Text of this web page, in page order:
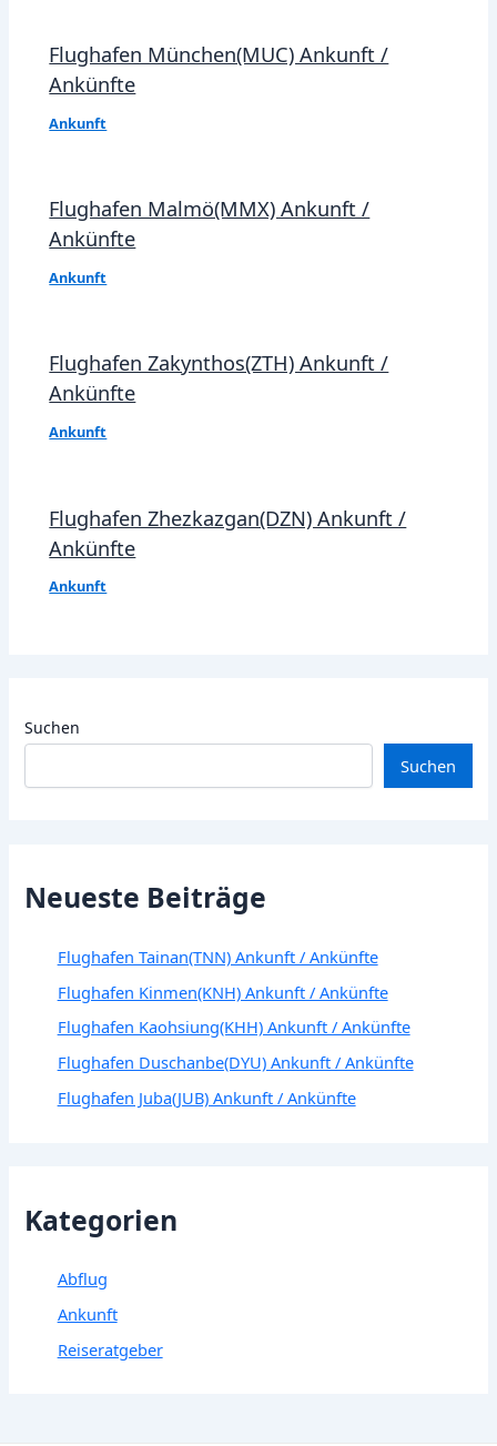
Flughafen München(MUC) Ankunft /
Ankünfte
Ankunft
Flughafen Malmö(MMX) Ankunft /
Ankünfte
Ankunft
Flughafen Zakynthos(ZTH) Ankunft /
Ankünfte
Ankunft
Flughafen Zhezkazgan(DZN) Ankunft /
Ankünfte
Ankunft
Suchen
Suchen
Neueste Beiträge
Flughafen Tainan(TNN) Ankunft / Ankünfte
Flughafen Kinmen(KNH) Ankunft / Ankünfte
Flughafen Kaohsiung(KHH) Ankunft / Ankünfte
Flughafen Duschanbe(DYU) Ankunft / Ankünfte
Flughafen Juba(JUB) Ankunft / Ankünfte
Kategorien
Abflug
Ankunft
Reiseratgeber